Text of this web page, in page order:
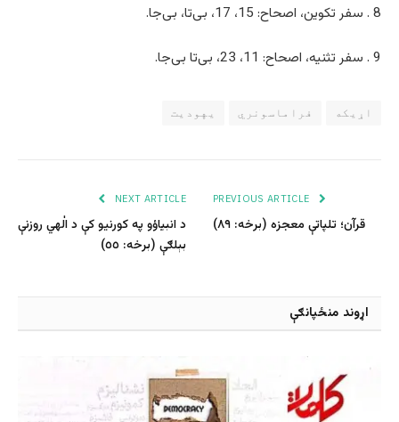
8 . سفر تکوین، اصحاح: 15، 17، بی‌تا، بی‌جا.
9 . سفر تثنیه، اصحاح: 11، 23، بی‌تا‌ بی‌جا.
اړیکه فراماسونري یهودیت
قرآن؛ تلپاتې معجزه (برخه: ٨٩)
NEXT ARTICLE
د انبیاؤو په کورنیو کې د الٰهي روزنې
بېلګې (برخه: ٥٥)
اړوند منځپانګې